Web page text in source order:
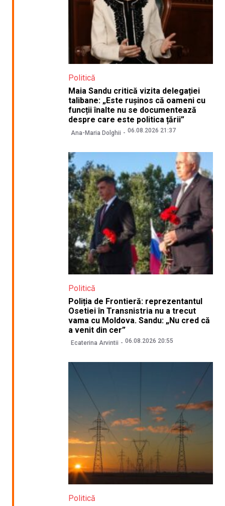
Politică
Maia Sandu critică vizita delegației
talibane: „Este rușinos că oameni cu
funcții înalte nu se documentează
despre care este politica țării”
Ana-Maria Dolghii 06.08.2026 21:37
Politică
Poliția de Frontieră: reprezentantul
Osetiei în Transnistria nu a trecut
vama cu Moldova. Sandu: „Nu cred că
a venit din cer”
Ecaterina Arvintii 06.08.2026 20:55
Politică